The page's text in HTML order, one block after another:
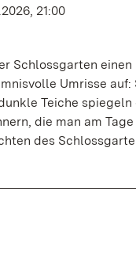
21:00
Schlossgarten
Umrisse
Teiche
die man am
des